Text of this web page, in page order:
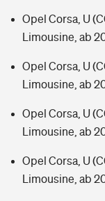
Opel Corsa, U
Limousine, ab
Opel Corsa, U
Limousine, ab
Opel Corsa, U
Limousine, ab
Opel Corsa, U
Limousine, ab